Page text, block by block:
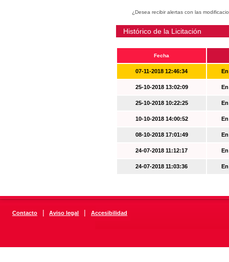
¿Desea recibir alertas con las
Histórico de la Licitación
Fecha
07-11-2018 12:46:34
25-10-2018 13:02:09
25-10-2018 10:22:25
10-10-2018 14:00:52
08-10-2018 17:01:49
24-07-2018 11:12:17
24-07-2018 11:03:36
Contacto | Aviso legal | Accesibilidad